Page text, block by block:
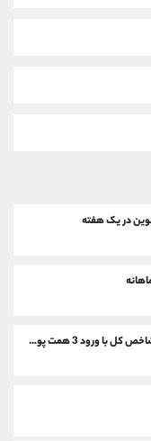
بورس 9 تیر 1405؛ رشد 68 هزار واحدی شاخص کل با ورود 3 همت پول حقیقی